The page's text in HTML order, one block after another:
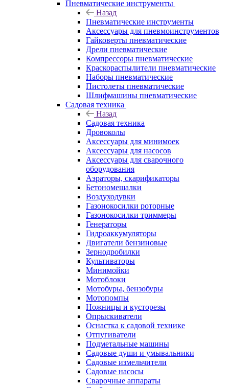
Пневматические инструменты
Назад
Пневматические инструменты
Аксессуары для пневмоинструментов
Гайковерты пневматические
Дрели пневматические
Компрессоры пневматические
Краскораспылители пневматические
Наборы пневматические
Пистолеты пневматические
Шлифмашины пневматические
Садовая техника
Назад
Садовая техника
Дровоколы
Аксессуары для минимоек
Аксессуары для насосов
Аксессуары для сварочного
оборудования
Аэраторы, скарификаторы
Бетономешалки
Воздуходувки
Газонокосилки роторные
Газонокосилки триммеры
Генераторы
Гидроаккумуляторы
Двигатели бензиновые
Зернодробилки
Культиваторы
Минимойки
Мотоблоки
Мотобуры, бензобуры
Мотопомпы
Ножницы и кусторезы
Опрыскиватели
Оснастка к садовой технике
Отпугиватели
Подметальные машины
Садовые души и умывальники
Садовые измельчители
Садовые насосы
Сварочные аппараты